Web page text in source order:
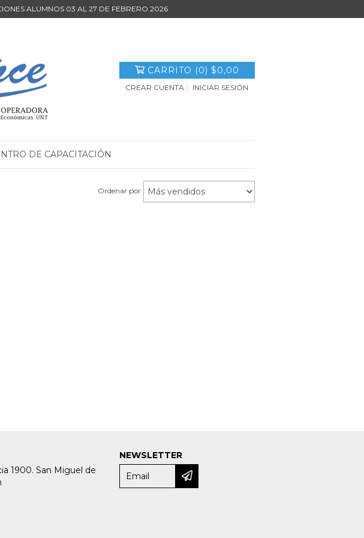
ALUMNOS 03 AL 27 DE FEBRERO 2026
CARRITO (0) $0,00
CREAR CUENTA INICIAR SESIÓN
DE CAPACITACIÓN
Ordenar por
1900. San Miguel de
NEWSLETTER